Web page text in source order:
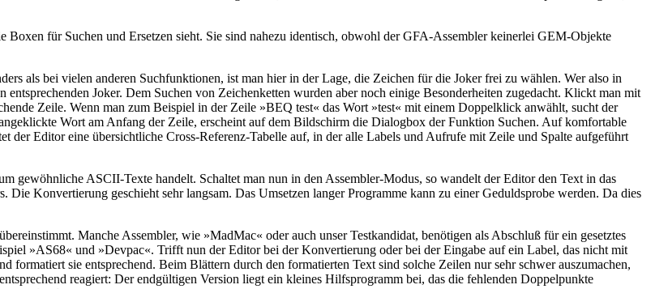
Boxen für Suchen und Ersetzen sieht. Sie sind nahezu identisch, obwohl der GFA-Assembler keinerlei GEM-Objekte
als bei vielen anderen Suchfunktionen, ist man hier in der Lage, die Zeichen für die Joker frei zu wählen. Wer also in
Joker. Dem Suchen von Zeichenketten wurden aber noch einige Besonderheiten zugedacht. Klickt man mit
Zeile. Wenn man zum Beispiel in der Zeile »BEQ test« das Wort »test« mit einem Doppelklick anwählt, sucht der
Wort am Anfang der Zeile, erscheint auf dem Bildschirm die Dialogbox der Funktion Suchen. Auf komfortable
der Editor eine übersichtliche Cross-Referenz-Tabelle auf, in der alle Labels und Aufrufe mit Zeile und Spalte aufgeführt
gewöhnliche ASCII-Texte handelt. Schaltet man nun in den Assembler-Modus, so wandelt der Editor den Text in das
Konvertierung geschieht sehr langsam. Das Umsetzen langer Programme kann zu einer Geduldsprobe werden. Da dies
Manche Assembler, wie »MadMac« oder auch unser Testkandidat, benötigen als Abschluß für ein gesetztes
»AS68« und »Devpac«. Trifft nun der Editor bei der Konvertierung oder bei der Eingabe auf ein Label, das nicht mit
sie entsprechend. Beim Blättern durch den formatierten Text sind solche Zeilen nur sehr schwer auszumachen,
reagiert: Der endgültigen Version liegt ein kleines Hilfsprogramm bei, das die fehlenden Doppelpunkte